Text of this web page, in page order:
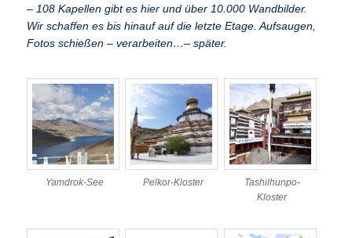
– 108 Kapellen gibt es hier und über 10.000 Wandbilder.
Wir schaffen es bis hinauf auf die letzte Etage. Aufsaugen,
Fotos schießen – verarbeiten…– später.
Yamdrok-See Pelkor-Kloster
Tashilhunpo-
Kloster